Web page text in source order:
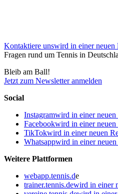
Kontaktiere unswird in einer neuen
Fragen rund um Tennis in
Bleib am Ball!
Jetzt zum Newsletter anmelden
Social
Instagramwird in einer
Facebookwird in einer
TikTokwird in einer neuen
Whatsappwird in einer
Weitere Plattformen
webapp.tennis.de
trainer.tennis.dewird in einer